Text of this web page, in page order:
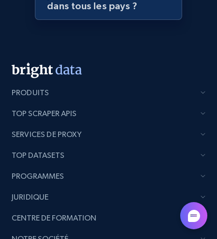
price, Currency, Stock, and more.
988+
Lazada - Products - Discover products by
category URL or brand URL
price, Currency, Stock, and more.
dans tous les pays ?
PRODUITS
TOP SCRAPER APIS
SERVICES DE PROXY
TOP DATASETS
PROGRAMMES
JURIDIQUE
CENTRE DE FORMATION